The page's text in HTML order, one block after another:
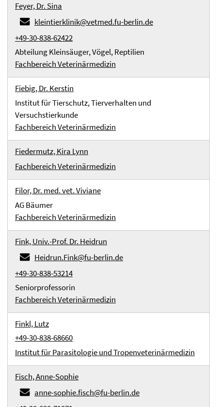
Feyer, Dr. Sina
kleintierklinik@vetmed.fu-berlin.de
+49-30-838-62422
Abteilung Kleinsäuger, Vögel, Reptilien
Fachbereich Veterinärmedizin
Fiebig, Dr. Kerstin
Institut für Tierschutz, Tierverhalten und
Versuchstierkunde
Fachbereich Veterinärmedizin
Fiedermutz, Kira Lynn
Fachbereich Veterinärmedizin
Filor, Dr. med. vet. Viviane
AG Bäumer
Fachbereich Veterinärmedizin
Fink, Univ.-Prof. Dr. Heidrun
Heidrun.Fink@fu-berlin.de
+49-30-838-53214
Seniorprofessorin
Fachbereich Veterinärmedizin
Finkl, Lutz
+49-30-838-68660
Institut für Parasitologie und Tropenveterinärmedizin
Fisch, Anne-Sophie
anne-sophie.fisch@fu-berlin.de